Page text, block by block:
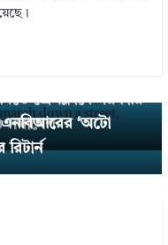
প্রেসক্লাবে সরকারি
সমাবেশ
এনবিআরের ‘অটো